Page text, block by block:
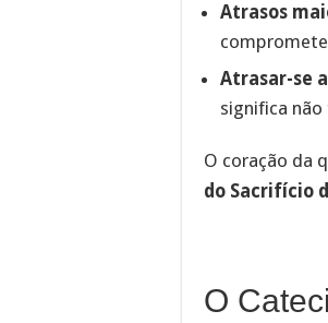
Atrasos
Atrasar-se
significa
O coração da
do Sacrifício
O